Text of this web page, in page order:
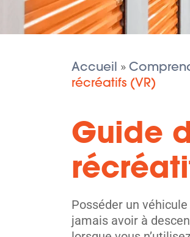
Accueil »
récréatifs (VR)
Guide
Posséder un
jamais avoir à